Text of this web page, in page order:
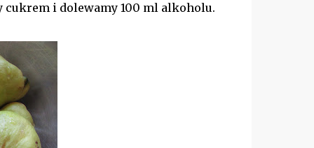
cukrem i dolewamy 100 ml alkoholu.